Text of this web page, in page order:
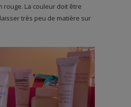
rouge. La couleur doit être
très peu de matière sur